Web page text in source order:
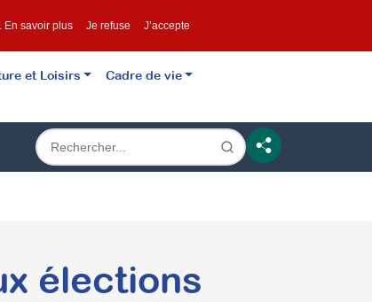
et Loisirs Cadre de vie
élections
En savoir plus Je refuse J’accepte